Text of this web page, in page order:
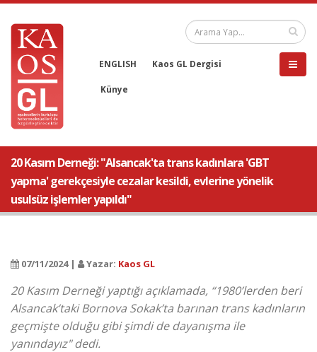
ENGLISH Kaos GL Dergisi
Künye
20 Kasım Derneği: "Alsancak'ta trans kadınlara 'GBT
yapma' gerekçesiyle cezalar kesildi, evlerine yönelik
usulsüz işlemler yapıldı"
07/11/2024 | Yazar: Kaos GL
20 Kasım Derneği yaptığı açıklamada, “1980’lerden beri
Alsancak’taki Bornova Sokak’ta barınan trans kadınların
geçmişte olduğu gibi şimdi de dayanışma ile
yanındayız" dedi.